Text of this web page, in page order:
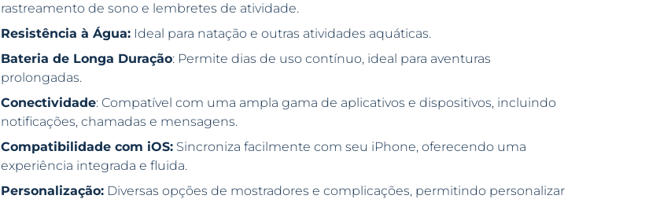
rastreamento de sono e lembretes de atividade.
Resistência à Água:Ideal para natação e outras atividades aquáticas.
Bateria de Longa Duração: Permite dias de uso contínuo, ideal para aventuras
prolongadas.
Conectividade: Compatível com uma ampla gama de aplicativos e dispositivos, incluindo
notificações, chamadas e mensagens.
Compatibilidade com iOS:Sincroniza facilmente com seu iPhone, oferecendo uma
experiência integrada e fluida.
Personalização:Diversas opções de mostradores e complicações, permitindo personalizar